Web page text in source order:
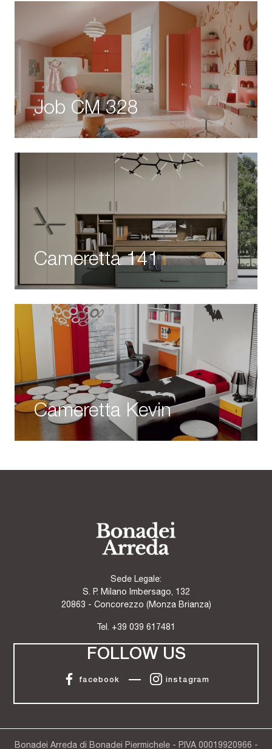
Job CM 328
Cameretta 141
Cameretta Kevin
Sede Legale:
S. P. Milano Imbersago, 132
20863 - Concorezzo (Monza Brianza)
Tel. +39 039 617481
FOLLOW US
facebook instagram
Bonadei Arreda di Bonadei Piermichele - P.IVA 00019920966 -